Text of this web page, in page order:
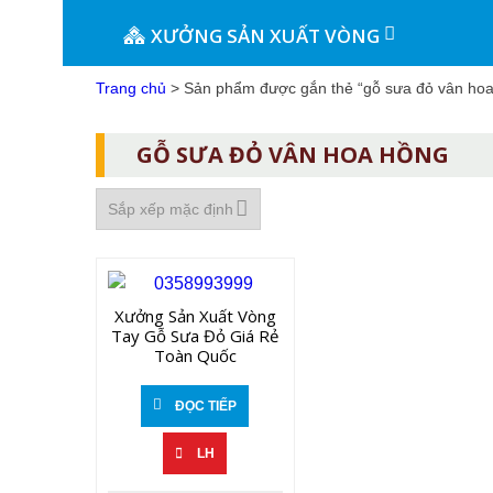
XƯỞNG SẢN XUẤT VÒNG
Trang chủ > Sản phẩm được gắn thẻ “gỗ sưa đỏ vân
GỖ SƯA ĐỎ VÂN HOA HỒNG
Xưởng Sản Xuất Vòng
Tay Gỗ Sưa Đỏ Giá Rẻ
Toàn Quốc
ĐỌC TIẾP
LH